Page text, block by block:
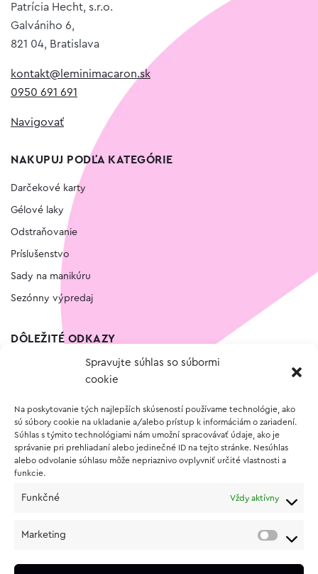
Spravujte súhlas so súbormi
cookie
Na poskytovanie tých najlepších skúseností používame technológie, ako
sú súbory cookie na ukladanie a/alebo prístup k informáciám o zariadení.
Súhlas s týmito technológiami nám umožní spracovávať údaje, ako je
správanie pri prehliadaní alebo jedinečné ID na tejto stránke. Nesúhlas
alebo odvolanie súhlasu môže nepriaznivo ovplyvniť určité vlastnosti a
funkcie.
Funkčné Vždy aktívny
Marketing
Patrícia Hecht, s.r.o.
Galvániho 6,
821 04, Bratislava
kontakt@leminimacaron.sk
0950 691 691
Navigovať
NAKUPUJ PODĽA KATEGÓRIE
Darčekové karty
Gélové laky
Odstraňovanie
Príslušenstvo
Sady na manikúru
Sezónny výpredaj
DÔLEŽITÉ ODKAZY
Vernostný program
O NÁKUPE
Vrátenie a reklamácia tovaru